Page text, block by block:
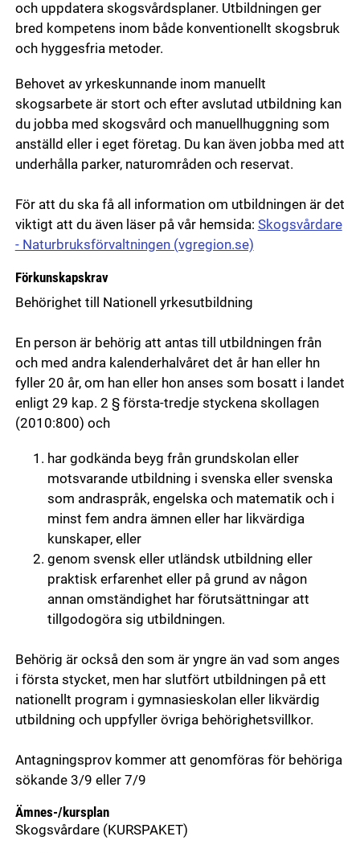
och uppdatera skogsvårdsplaner. Utbildningen ger
bred kompetens inom både konventionellt skogsbruk
och hyggesfria metoder.
Behovet av yrkeskunnande inom manuellt
skogsarbete är stort och efter avslutad utbildning kan
du jobba med skogsvård och manuellhuggning som
anställd eller i eget företag. Du kan även jobba med att
underhålla parker, naturområden och reservat.
För att du ska få all information om utbildningen är det
viktigt att du även läser på vår hemsida: Skogsvårdare
- Naturbruksförvaltningen (vgregion.se)
Förkunskapskrav
Behörighet till Nationell yrkesutbildning
En person är behörig att antas till utbildningen från
och med andra kalenderhalvåret det år han eller hn
fyller 20 år, om han eller hon anses som bosatt i landet
enligt 29 kap. 2 § första-tredje styckena skollagen
(2010:800) och
har godkända beyg från grundskolan eller
motsvarande utbildning i svenska eller svenska
som andraspråk, engelska och matematik och i
minst fem andra ämnen eller har likvärdiga
kunskaper, eller
genom svensk eller utländsk utbildning eller
praktisk erfarenhet eller på grund av någon
annan omständighet har förutsättningar att
tillgodogöra sig utbildningen.
Behörig är också den som är yngre än vad som anges
i första stycket, men har slutfört utbildningen på ett
nationellt program i gymnasieskolan eller likvärdig
utbildning och uppfyller övriga behörighetsvillkor.
Antagningsprov kommer att genomföras för behöriga
sökande 3/9 eller 7/9
Ämnes-/kursplan
Skogsvårdare (KURSPAKET)